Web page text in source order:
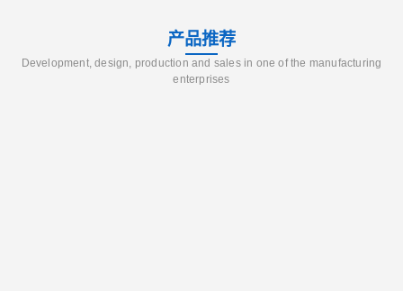
产品推荐
Development, design, production and sales in one of the manufacturing
enterprises